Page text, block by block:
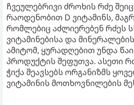
ჩვეულებრივი ძროხის რძე
რაოდენობით D ვიტამინს,
რომლებიც აძლიერებენ რძეს
ვიტამინებისა და
ამიტომ, ყურადღებით უნდა
პროდუქტის შეფუთვა. ასეთი
ჭიქა შეავსებს ორგანიზმს
ვიტამინის მოთხოვნილების